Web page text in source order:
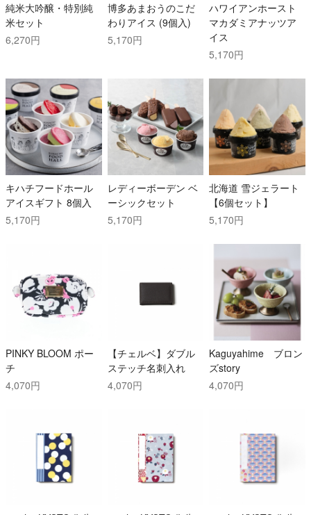
純米大吟醸・特別純
米セット
6,270円
博多あまおうのこだ
わりアイス (9個入)
5,170円
ハワイアンホースト
マカダミアナッツア
イス
5,170円
キハチフードホール
アイスギフト 8個入
5,170円
レディーボーデン ベ
ーシックセット
5,170円
北海道 雪ジェラート
【6個セット】
5,170円
PINKY BLOOM ポー
チ
4,070円
【チェルベ】ダブル
ステッチ名刺入れ
4,070円
Kaguyahime ブロン
ズstory
4,070円